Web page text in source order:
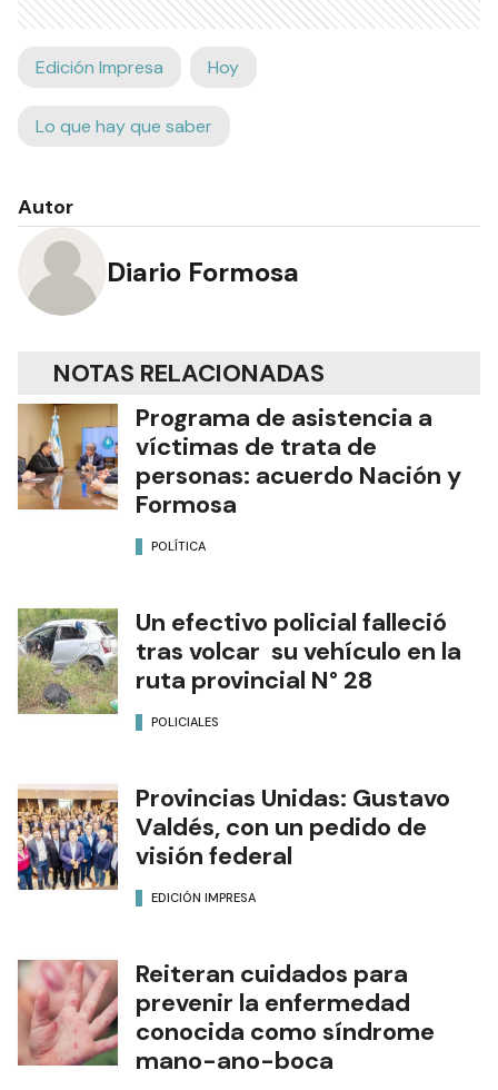
Edición Impresa Hoy
Lo que hay que saber
Autor
Diario Formosa
NOTAS RELACIONADAS
Programa de asistencia a
víctimas de trata de
personas: acuerdo Nación y
Formosa
POLÍTICA
Un efectivo policial falleció
tras volcar su vehículo en la
ruta provincial N° 28
POLICIALES
Provincias Unidas: Gustavo
Valdés, con un pedido de
visión federal
EDICIÓN IMPRESA
Reiteran cuidados para
prevenir la enfermedad
conocida como síndrome
mano-ano-boca